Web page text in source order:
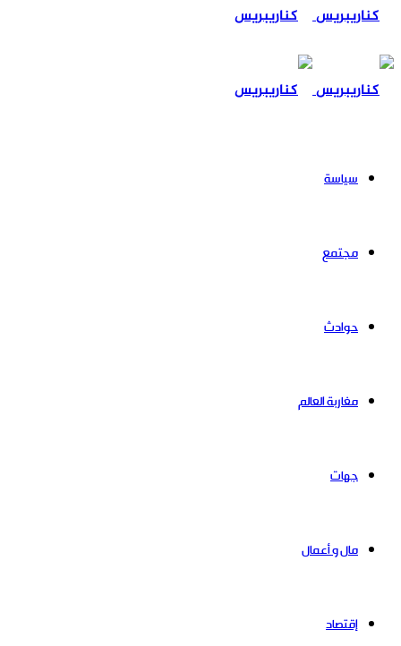
سياسة
مجتمع
حوادث
مغاربة العالم
جهات
مال و أعمال
إقتصاد